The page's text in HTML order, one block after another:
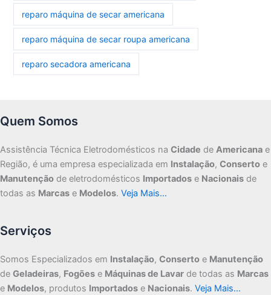
reparo máquina de secar americana
reparo máquina de secar roupa americana
reparo secadora americana
Quem Somos
Assistência Técnica Eletrodomésticos na Cidade de Americana e
Região, é uma empresa especializada em Instalação, Conserto e
Manutenção de eletrodomésticos Importados e Nacionais de
todas as Marcas e Modelos. Veja Mais…
Serviços
Somos Especializados em Instalação, Conserto e Manutenção
de Geladeiras, Fogões e Máquinas de Lavar de todas as Marcas
e Modelos, produtos Importados e Nacionais. Veja Mais…